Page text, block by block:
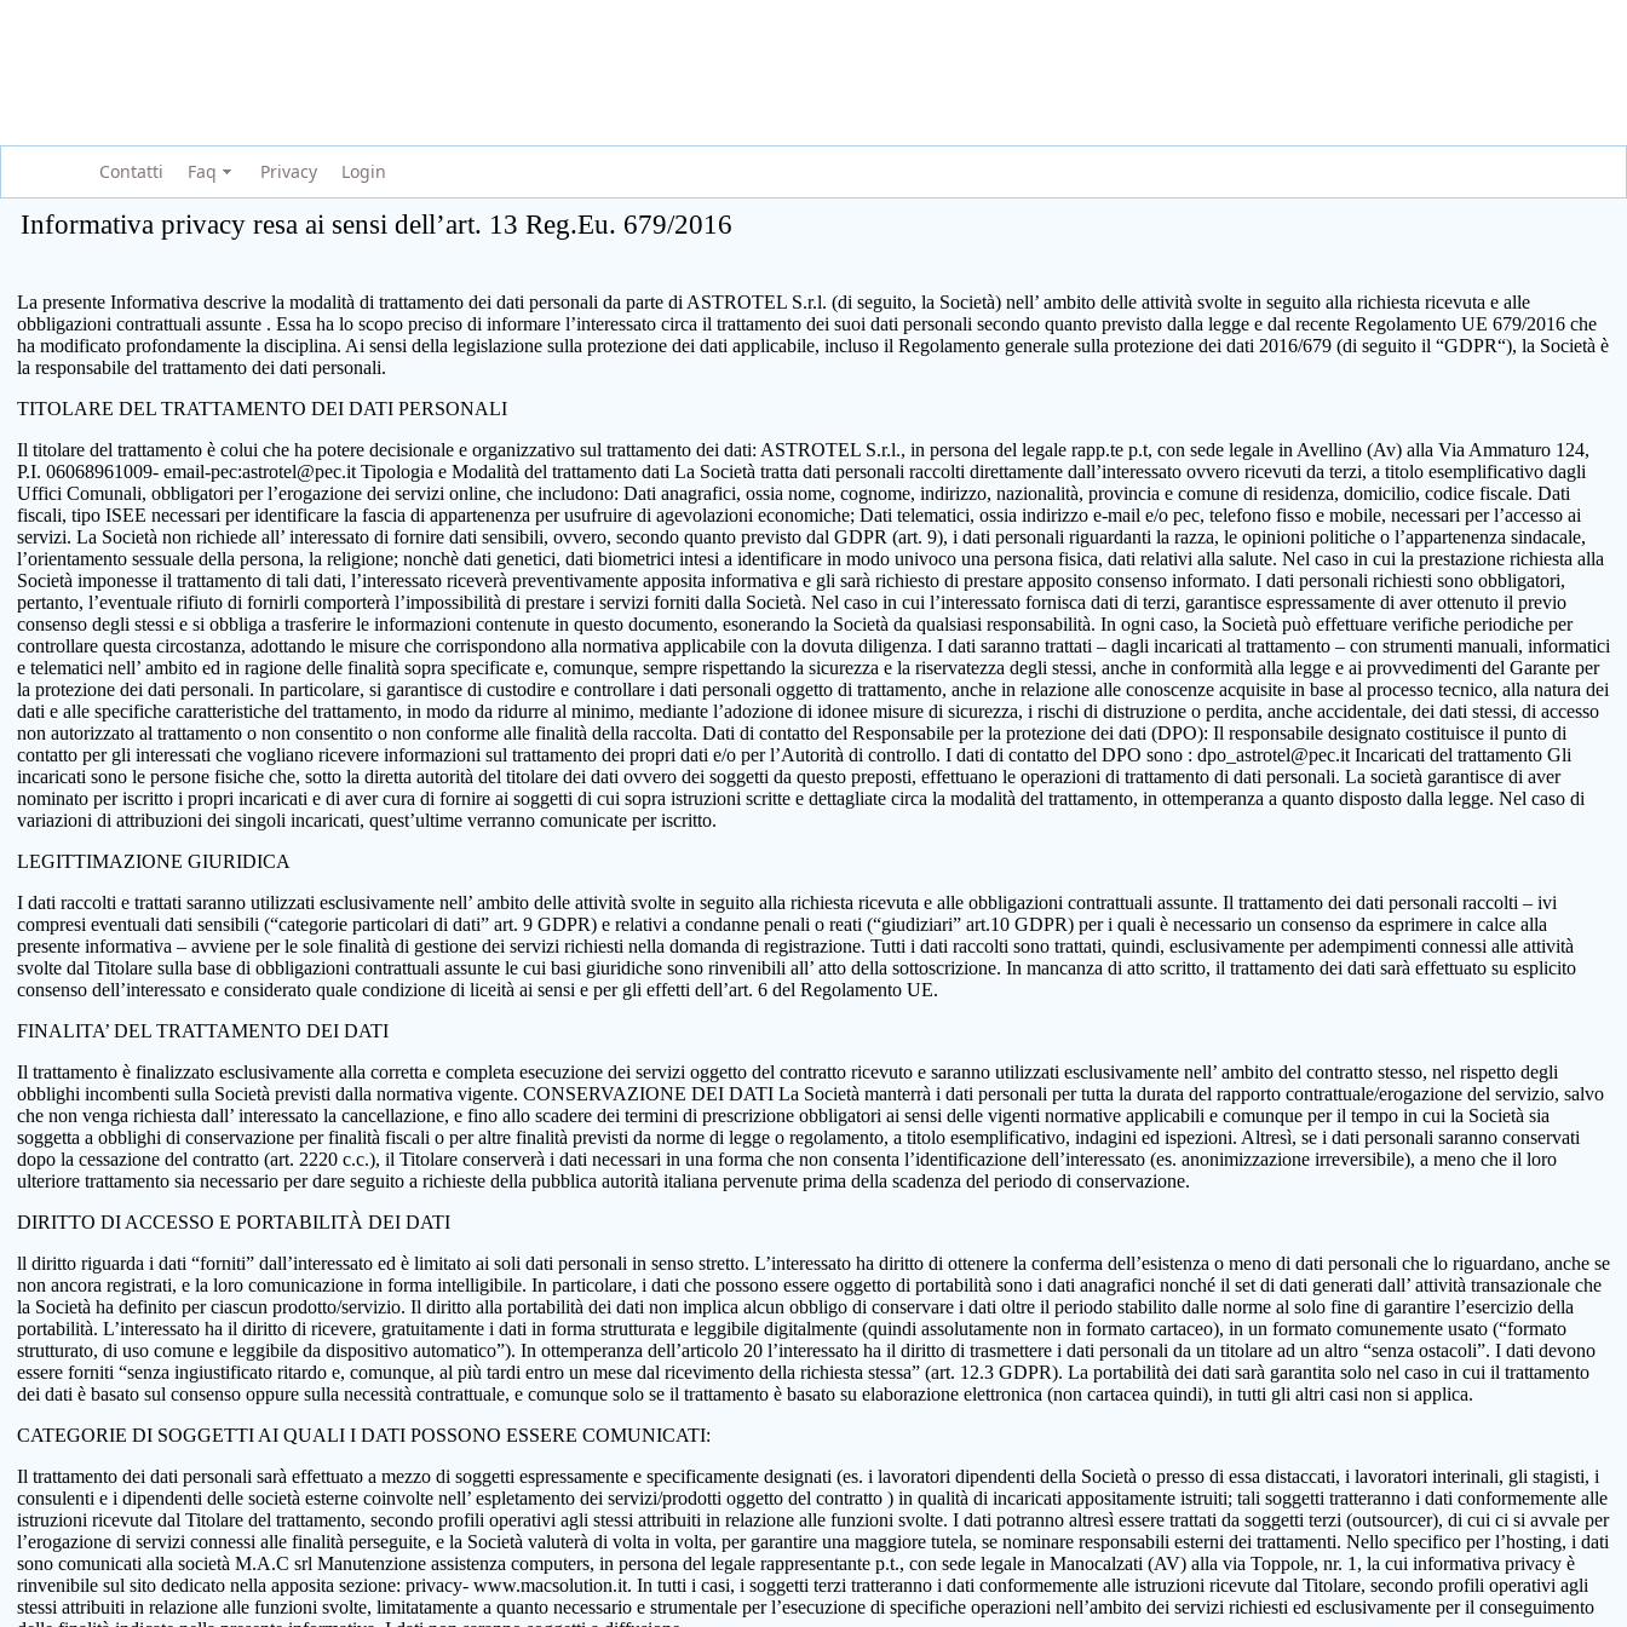
Contatti Faq Privacy Login
Informativa privacy resa ai sensi dell’art. 13 Reg.Eu. 679/2016
La presente Informativa descrive la modalità di trattamento dei dati personali da parte di ASTROTEL S.r.l. (di seguito, la Società) nell’ ambito delle attività svolte in seguito alla richiesta ricevuta e alle
obbligazioni contrattuali assunte . Essa ha lo scopo preciso di informare l’interessato circa il trattamento dei suoi dati personali secondo quanto previsto dalla legge e dal recente Regolamento UE 679/2016 che
ha modificato profondamente la disciplina. Ai sensi della legislazione sulla protezione dei dati applicabile, incluso il Regolamento generale sulla protezione dei dati 2016/679 (di seguito il “GDPR“), la Società è
la responsabile del trattamento dei dati personali.
TITOLARE DEL TRATTAMENTO DEI DATI PERSONALI
Il titolare del trattamento è colui che ha potere decisionale e organizzativo sul trattamento dei dati: ASTROTEL S.r.l., in persona del legale rapp.te p.t, con sede legale in Avellino (Av) alla Via Ammaturo 124,
P.I. 06068961009- email-pec:astrotel@pec.it Tipologia e Modalità del trattamento dati La Società tratta dati personali raccolti direttamente dall’interessato ovvero ricevuti da terzi, a titolo esemplificativo dagli
Uffici Comunali, obbligatori per l’erogazione dei servizi online, che includono: Dati anagrafici, ossia nome, cognome, indirizzo, nazionalità, provincia e comune di residenza, domicilio, codice fiscale. Dati
fiscali, tipo ISEE necessari per identificare la fascia di appartenenza per usufruire di agevolazioni economiche; Dati telematici, ossia indirizzo e-mail e/o pec, telefono fisso e mobile, necessari per l’accesso ai
servizi. La Società non richiede all’ interessato di fornire dati sensibili, ovvero, secondo quanto previsto dal GDPR (art. 9), i dati personali riguardanti la razza, le opinioni politiche o l’appartenenza sindacale,
l’orientamento sessuale della persona, la religione; nonchè dati genetici, dati biometrici intesi a identificare in modo univoco una persona fisica, dati relativi alla salute. Nel caso in cui la prestazione richiesta alla
Società imponesse il trattamento di tali dati, l’interessato riceverà preventivamente apposita informativa e gli sarà richiesto di prestare apposito consenso informato. I dati personali richiesti sono obbligatori,
pertanto, l’eventuale rifiuto di fornirli comporterà l’impossibilità di prestare i servizi forniti dalla Società. Nel caso in cui l’interessato fornisca dati di terzi, garantisce espressamente di aver ottenuto il previo
consenso degli stessi e si obbliga a trasferire le informazioni contenute in questo documento, esonerando la Società da qualsiasi responsabilità. In ogni caso, la Società può effettuare verifiche periodiche per
controllare questa circostanza, adottando le misure che corrispondono alla normativa applicabile con la dovuta diligenza. I dati saranno trattati – dagli incaricati al trattamento – con strumenti manuali, informatici
e telematici nell’ ambito ed in ragione delle finalità sopra specificate e, comunque, sempre rispettando la sicurezza e la riservatezza degli stessi, anche in conformità alla legge e ai provvedimenti del Garante per
la protezione dei dati personali. In particolare, si garantisce di custodire e controllare i dati personali oggetto di trattamento, anche in relazione alle conoscenze acquisite in base al processo tecnico, alla natura dei
dati e alle specifiche caratteristiche del trattamento, in modo da ridurre al minimo, mediante l’adozione di idonee misure di sicurezza, i rischi di distruzione o perdita, anche accidentale, dei dati stessi, di accesso
non autorizzato al trattamento o non consentito o non conforme alle finalità della raccolta. Dati di contatto del Responsabile per la protezione dei dati (DPO): Il responsabile designato costituisce il punto di
contatto per gli interessati che vogliano ricevere informazioni sul trattamento dei propri dati e/o per l’Autorità di controllo. I dati di contatto del DPO sono : dpo_astrotel@pec.it Incaricati del trattamento Gli
incaricati sono le persone fisiche che, sotto la diretta autorità del titolare dei dati ovvero dei soggetti da questo preposti, effettuano le operazioni di trattamento di dati personali. La società garantisce di aver
nominato per iscritto i propri incaricati e di aver cura di fornire ai soggetti di cui sopra istruzioni scritte e dettagliate circa la modalità del trattamento, in ottemperanza a quanto disposto dalla legge. Nel caso di
variazioni di attribuzioni dei singoli incaricati, quest’ultime verranno comunicate per iscritto.
LEGITTIMAZIONE GIURIDICA
I dati raccolti e trattati saranno utilizzati esclusivamente nell’ ambito delle attività svolte in seguito alla richiesta ricevuta e alle obbligazioni contrattuali assunte. Il trattamento dei dati personali raccolti – ivi
compresi eventuali dati sensibili (“categorie particolari di dati” art. 9 GDPR) e relativi a condanne penali o reati (“giudiziari” art.10 GDPR) per i quali è necessario un consenso da esprimere in calce alla
presente informativa – avviene per le sole finalità di gestione dei servizi richiesti nella domanda di registrazione. Tutti i dati raccolti sono trattati, quindi, esclusivamente per adempimenti connessi alle attività
svolte dal Titolare sulla base di obbligazioni contrattuali assunte le cui basi giuridiche sono rinvenibili all’ atto della sottoscrizione. In mancanza di atto scritto, il trattamento dei dati sarà effettuato su esplicito
consenso dell’interessato e considerato quale condizione di liceità ai sensi e per gli effetti dell’art. 6 del Regolamento UE.
FINALITA’ DEL TRATTAMENTO DEI DATI
Il trattamento è finalizzato esclusivamente alla corretta e completa esecuzione dei servizi oggetto del contratto ricevuto e saranno utilizzati esclusivamente nell’ ambito del contratto stesso, nel rispetto degli
obblighi incombenti sulla Società previsti dalla normativa vigente. CONSERVAZIONE DEI DATI La Società manterrà i dati personali per tutta la durata del rapporto contrattuale/erogazione del servizio, salvo
che non venga richiesta dall’ interessato la cancellazione, e fino allo scadere dei termini di prescrizione obbligatori ai sensi delle vigenti normative applicabili e comunque per il tempo in cui la Società sia
soggetta a obblighi di conservazione per finalità fiscali o per altre finalità previsti da norme di legge o regolamento, a titolo esemplificativo, indagini ed ispezioni. Altresì, se i dati personali saranno conservati
dopo la cessazione del contratto (art. 2220 c.c.), il Titolare conserverà i dati necessari in una forma che non consenta l’identificazione dell’interessato (es. anonimizzazione irreversibile), a meno che il loro
ulteriore trattamento sia necessario per dare seguito a richieste della pubblica autorità italiana pervenute prima della scadenza del periodo di conservazione.
DIRITTO DI ACCESSO E PORTABILITÀ DEI DATI
ll diritto riguarda i dati “forniti” dall’interessato ed è limitato ai soli dati personali in senso stretto. L’interessato ha diritto di ottenere la conferma dell’esistenza o meno di dati personali che lo riguardano, anche se
non ancora registrati, e la loro comunicazione in forma intelligibile. In particolare, i dati che possono essere oggetto di portabilità sono i dati anagrafici nonché il set di dati generati dall’ attività transazionale che
la Società ha definito per ciascun prodotto/servizio. Il diritto alla portabilità dei dati non implica alcun obbligo di conservare i dati oltre il periodo stabilito dalle norme al solo fine di garantire l’esercizio della
portabilità. L’interessato ha il diritto di ricevere, gratuitamente i dati in forma strutturata e leggibile digitalmente (quindi assolutamente non in formato cartaceo), in un formato comunemente usato (“formato
strutturato, di uso comune e leggibile da dispositivo automatico”). In ottemperanza dell’articolo 20 l’interessato ha il diritto di trasmettere i dati personali da un titolare ad un altro “senza ostacoli”. I dati devono
essere forniti “senza ingiustificato ritardo e, comunque, al più tardi entro un mese dal ricevimento della richiesta stessa” (art. 12.3 GDPR). La portabilità dei dati sarà garantita solo nel caso in cui il trattamento
dei dati è basato sul consenso oppure sulla necessità contrattuale, e comunque solo se il trattamento è basato su elaborazione elettronica (non cartacea quindi), in tutti gli altri casi non si applica.
CATEGORIE DI SOGGETTI AI QUALI I DATI POSSONO ESSERE COMUNICATI:
Il trattamento dei dati personali sarà effettuato a mezzo di soggetti espressamente e specificamente designati (es. i lavoratori dipendenti della Società o presso di essa distaccati, i lavoratori interinali, gli stagisti, i
consulenti e i dipendenti delle società esterne coinvolte nell’ espletamento dei servizi/prodotti oggetto del contratto ) in qualità di incaricati appositamente istruiti; tali soggetti tratteranno i dati conformemente alle
istruzioni ricevute dal Titolare del trattamento, secondo profili operativi agli stessi attribuiti in relazione alle funzioni svolte. I dati potranno altresì essere trattati da soggetti terzi (outsourcer), di cui ci si avvale per
l’erogazione di servizi connessi alle finalità perseguite, e la Società valuterà di volta in volta, per garantire una maggiore tutela, se nominare responsabili esterni dei trattamenti. Nello specifico per l’hosting, i dati
sono comunicati alla società M.A.C srl Manutenzione assistenza computers, in persona del legale rappresentante p.t., con sede legale in Manocalzati (AV) alla via Toppole, nr. 1, la cui informativa privacy è
rinvenibile sul sito dedicato nella apposita sezione: privacy- www.macsolution.it. In tutti i casi, i soggetti terzi tratteranno i dati conformemente alle istruzioni ricevute dal Titolare, secondo profili operativi agli
stessi attribuiti in relazione alle funzioni svolte, limitatamente a quanto necessario e strumentale per l’esecuzione di specifiche operazioni nell’ambito dei servizi richiesti ed esclusivamente per il conseguimento